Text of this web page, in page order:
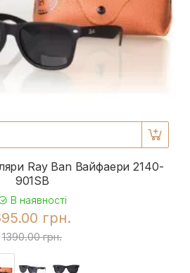
Ray Ban Вайфаери 2140-
901SB
В наявності
грн.
1390.00 грн.